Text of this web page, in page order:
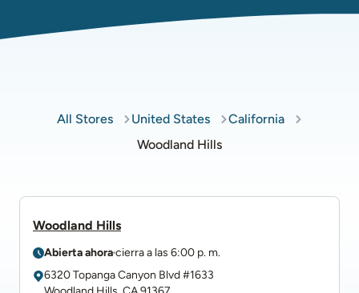
All Stores United States
California
Woodland Hills
Woodland Hills
Abierta ahoracierra a las 6:00 p. m.
6320 Topanga Canyon Blvd#1633